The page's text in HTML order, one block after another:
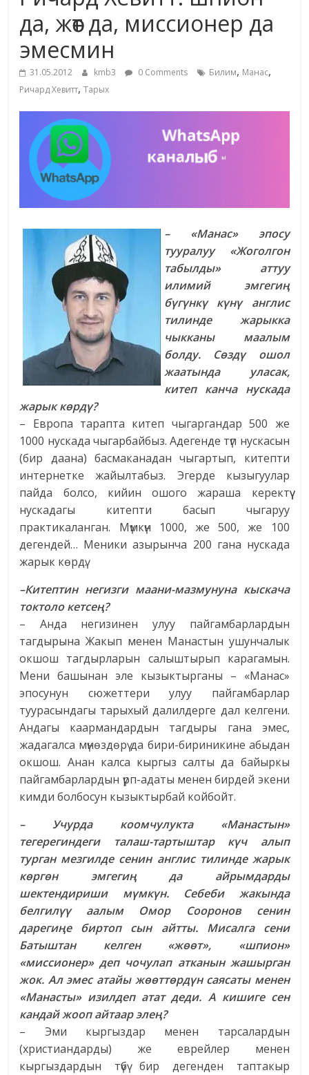
жана
адабияты
да, жөөт да, миссионер да
эмесмин
31.05.2012 kmb3 0 Comments Билим, Манас,
Ричард Хевитт,Тарых
– «Манас» эпосу
тууралуу «Жоголгон
табылды» аттуу
илимий эмгегиң
бүгүнкү күнү англис
тилинде жарыкка
чыкканы маалым
болду. Сөздү ошол
жаатында уласак,
китеп канча нускада
жарык көрдү?
– Европа тарапта китеп чыгаргандар 500 же
1000 нускада чыгарбайбыз. Адегенде түп нускасын
(бир даана) басмаканадан чыгартып, китепти
интернетке жайылтабыз. Эгерде кызыгуулар
пайда болсо, кийин ошого жараша керектүү
нускадагы китепти басып чыгаруу
практикаланган. Мүмкүн 1000, же 500, же 100
дегендей… Меники азырынча 200 гана нускада
жарык көрдү.
–Китептин негизги маани-мазмунуна кыскача
токтоло кетсең?
– Анда негизинен улуу пайгамбарлардын
тагдырына Жакып менен Манастын ушунчалык
окшош тагдырларын салыштырып карагамын.
Мени башынан эле кызыктырганы – «Манас»
эпосунун сюжеттери улуу пайгамбарлар
туурасындагы тарыхый далилдерге дал келгени.
Андагы каармандардын тагдыры гана эмес,
жадагалса мүнөздөрү да бири-бириникине абыдан
окшош. Анан калса кыргыз салты да байыркы
пайгамбарлардын үрп-адаты менен бирдей экени
кимди болбосун кызыктырбай койбойт.
– Учурда коомчулукта «Манастын»
тегерегиндеги талаш-тартыштар күч алып
турган мезгилде сенин англис тилинде жарык
көргөн эмгегиң да айрымдарды
шектендириши мүмкүн. Себеби жакында
белгилүү аалым Омор Сооронов сенин
дарегиңе биртоп сын айтты. Мисалга сени
Батыштан келген «жөөт», «шпион»
«миссионер» деп чочулап атканын жашырган
жок. Ал эмес атайы жөөттөрдүн саясаты менен
«Манасты» изилдеп атат деди. А кишиге сен
кандай жооп айтаар элең?
– Эми кыргыздар менен тарсалардын
(христиандарды) же еврейлер менен
кыргыздардын түбү бир дегенден таптакыр